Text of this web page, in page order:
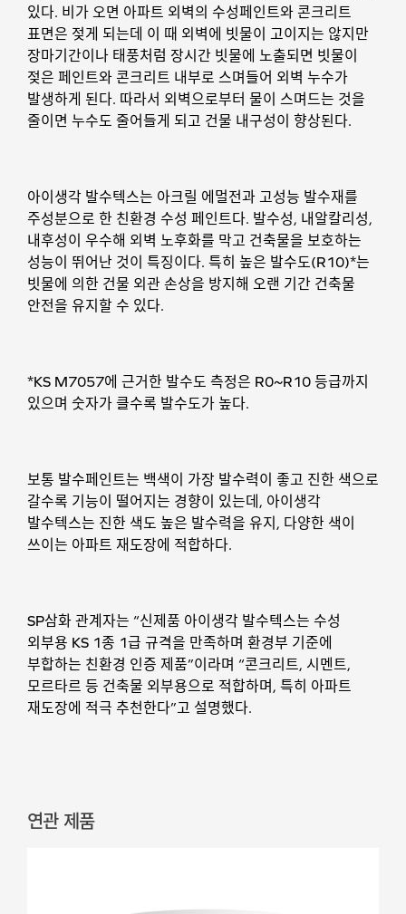
있다. 비가 오면 아파트 외벽의 수성페인트와 콘크리트
표면은 젖게 되는데 이 때 외벽에 빗물이 고이지는 않지만
장마기간이나 태풍처럼 장시간 빗물에 노출되면 빗물이
젖은 페인트와 콘크리트 내부로 스며들어 외벽 누수가
발생하게 된다. 따라서 외벽으로부터 물이 스며드는 것을
줄이면 누수도 줄어들게 되고 건물 내구성이 향상된다.
아이생각 발수텍스는 아크릴 에멀전과 고성능 발수재를
주성분으로 한 친환경 수성 페인트다. 발수성, 내알칼리성,
내후성이 우수해 외벽 노후화를 막고 건축물을 보호하는
성능이 뛰어난 것이 특징이다. 특히 높은 발수도(R10)*는
빗물에 의한 건물 외관 손상을 방지해 오랜 기간 건축물
안전을 유지할 수 있다.
*KS M7057에 근거한 발수도 측정은 R0~R10 등급까지
있으며 숫자가 클수록 발수도가 높다.
보통 발수페인트는 백색이 가장 발수력이 좋고 진한 색으로
갈수록 기능이 떨어지는 경향이 있는데, 아이생각
발수텍스는 진한 색도 높은 발수력을 유지, 다양한 색이
쓰이는 아파트 재도장에 적합하다.
SP삼화 관계자는 “신제품 아이생각 발수텍스는 수성
외부용 KS 1종 1급 규격을 만족하며 환경부 기준에
부합하는 친환경 인증 제품”이라며 “콘크리트, 시멘트,
모르타르 등 건축물 외부용으로 적합하며, 특히 아파트
재도장에 적극 추천한다”고 설명했다.
연관 제품